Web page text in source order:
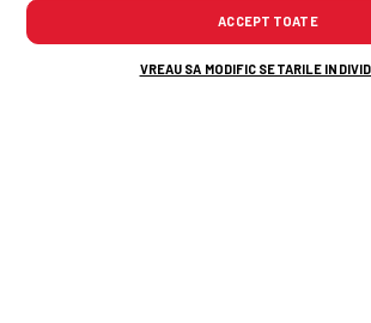
ACCEPT TOATE
VREAU SA MODIFIC SETARILE